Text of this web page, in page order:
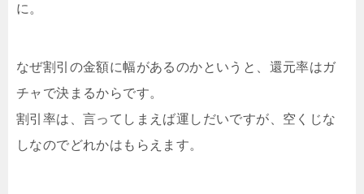
に。
なぜ割引の金額に幅があるのかというと、還元率はガ
チャで決まるからです。
割引率は、言ってしまえば運しだいですが、空くじな
しなのでどれかはもらえます。